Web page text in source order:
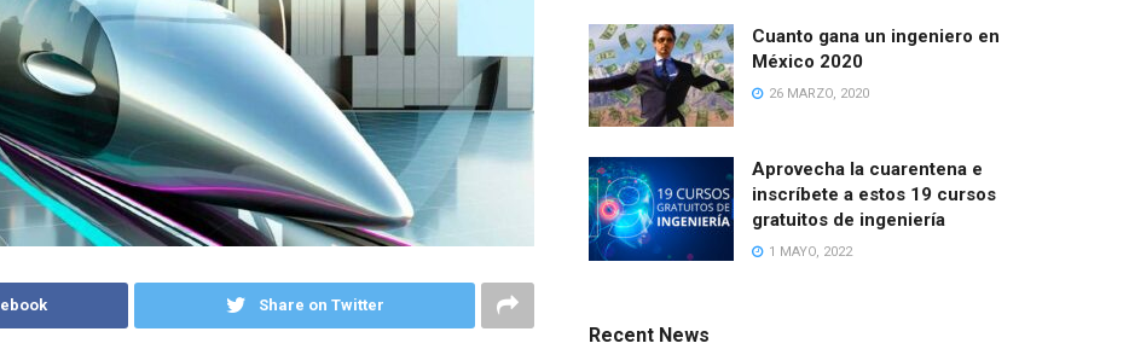
Share on Twitter
Cuanto gana un ingeniero en
México 2020
26 MARZO, 2020
Aprovecha la cuarentena e
inscríbete a estos 19 cursos
gratuitos de ingeniería
1 MAYO, 2022
Recent News